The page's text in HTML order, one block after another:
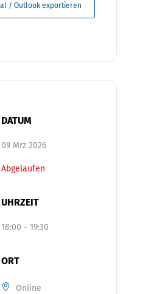
/ Outlook exportieren
DATUM
09 Mrz 2026
Abgelaufen
UHRZEIT
18:00 - 19:30
ORT
Online